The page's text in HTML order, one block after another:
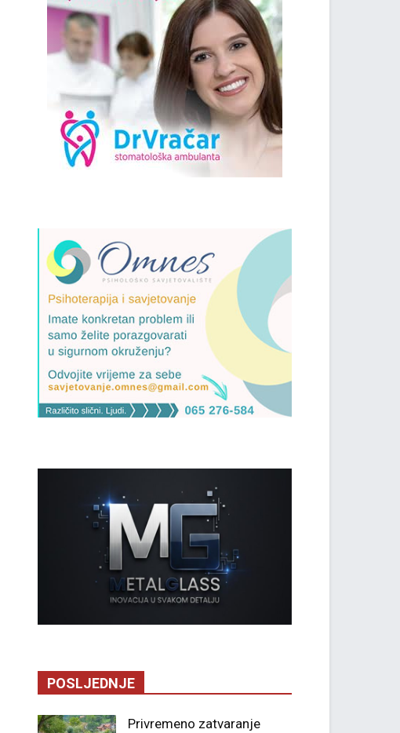
POSLJEDNJE
Privremeno zatvaranje